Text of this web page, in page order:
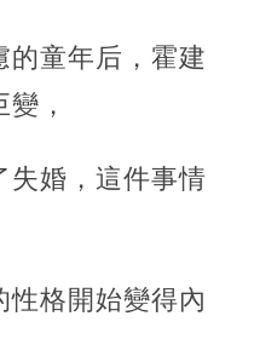
的童年后，霍建
，
失婚，這件事情
性格開始變得內